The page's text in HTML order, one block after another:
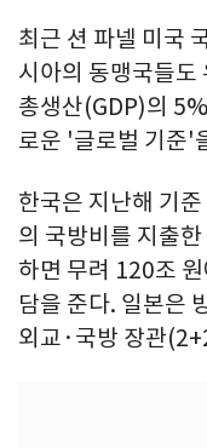
최근 션 파넬 미국
시아의 동맹국들도
총생산(GDP)의
로운 '글로벌 기준'
한국은 지난해 기
의 국방비를 지출
하면 무려 120조
담을 준다. 일본은
외교·국방 장관